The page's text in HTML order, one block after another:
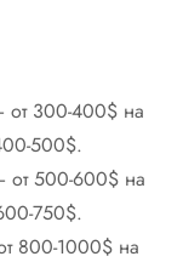
от 300-400$ на
500$.
от 500-600$ на
750$.
800-1000$ на